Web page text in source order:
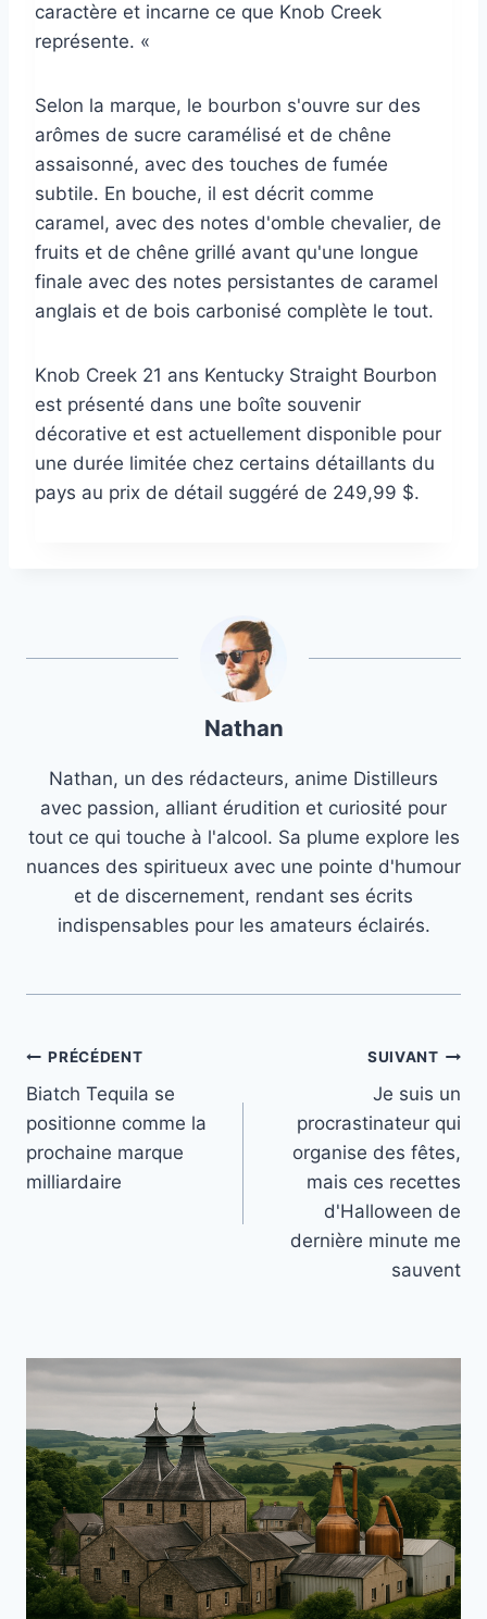
caractère et incarne ce que Knob Creek
représente. «
Selon la marque, le bourbon s'ouvre sur des
arômes de sucre caramélisé et de chêne
assaisonné, avec des touches de fumée
subtile. En bouche, il est décrit comme
caramel, avec des notes d'omble chevalier, de
fruits et de chêne grillé avant qu'une longue
finale avec des notes persistantes de caramel
anglais et de bois carbonisé complète le tout.
Knob Creek 21 ans Kentucky Straight Bourbon
est présenté dans une boîte souvenir
décorative et est actuellement disponible pour
une durée limitée chez certains détaillants du
pays au prix de détail suggéré de 249,99 $.
Nathan
Nathan, un des rédacteurs, anime Distilleurs
avec passion, alliant érudition et curiosité pour
tout ce qui touche à l'alcool. Sa plume explore les
nuances des spiritueux avec une pointe d'humour
et de discernement, rendant ses écrits
indispensables pour les amateurs éclairés.
Navigation
de
l’article
PRÉCÉDENT
Biatch Tequila se
positionne comme la
prochaine marque
milliardaire
SUIVANT
Je suis un
procrastinateur qui
organise des fêtes,
mais ces recettes
d'Halloween de
dernière minute me
sauvent